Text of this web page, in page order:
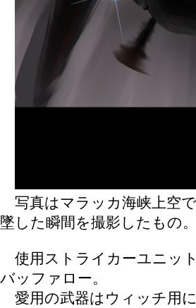
写真はマラッカ海峡上空
墜した瞬間を撮影したもの
使用ストライカーユニッ
バッファロー。
愛用の武器はウィッチ用